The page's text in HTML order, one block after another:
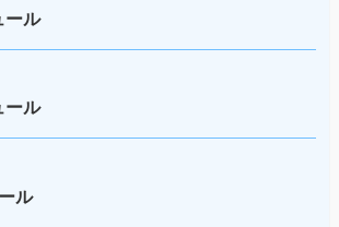
ール
ール
ル